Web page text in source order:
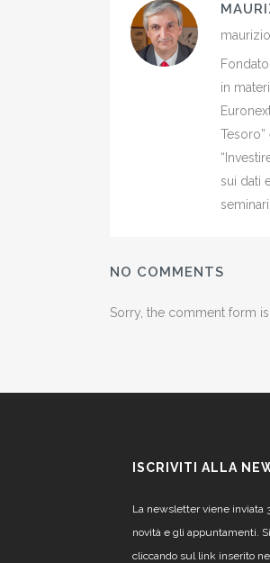
in
sui dati
NO COMMENTS
Sorry, the comment form
ISCRIVITI ALLA
La newsletter viene inviata
novità e gli appuntamenti.
cliccando sul link inserito